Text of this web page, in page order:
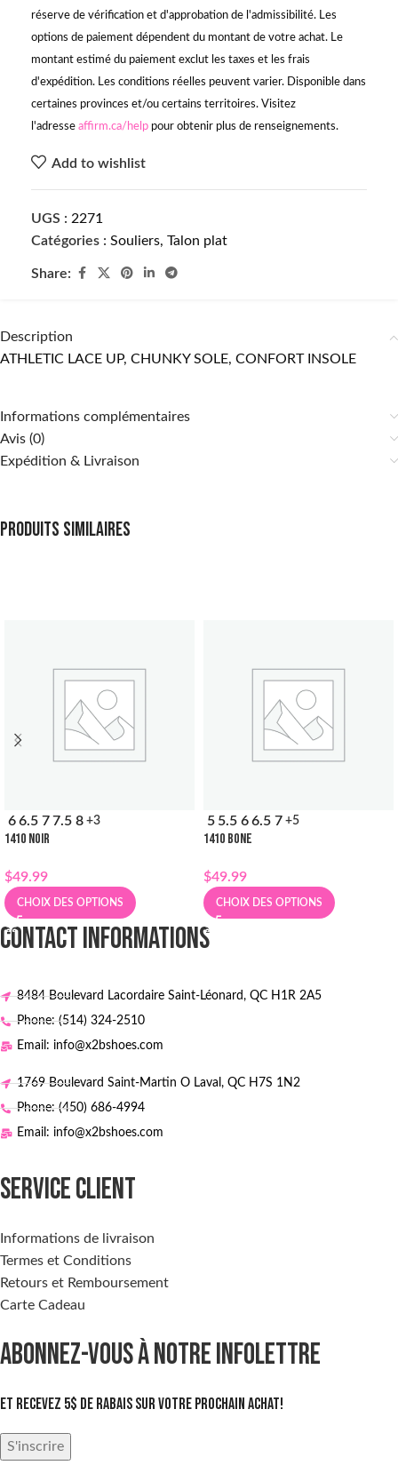
réserve de vérification et d'approbation de l'admissibilité. Les
options de paiement dépendent du montant de votre achat. Le
montant estimé du paiement exclut les taxes et les frais
d'expédition. Les conditions réelles peuvent varier. Disponible dans
certaines provinces et/ou certains territoires. Visitez
l'adresse affirm.ca/help pour obtenir plus de renseignements.
Add to wishlist
UGS : 2271
Catégories : Souliers, Talon plat
Share:
Description
ATHLETIC LACE UP, CHUNKY SOLE, CONFORT INSOLE
Informations complémentaires
Avis (0)
Expédition & Livraison
Produits similaires
6 6.5 7 7.5 8 +3
1410 NOIR
$49.99
CHOIX DES OPTIONS
5 5.5 6 6.5 7 +5
1410 BONE
$49.99
CHOIX DES OPTIONS
CONTACT INFORMATIONS
8484 Boulevard Lacordaire Saint-Léonard, QC H1R 2A5
Phone: (514) 324-2510
Email: info@x2bshoes.com
1769 Boulevard Saint-Martin O Laval, QC H7S 1N2
Phone: (450) 686-4994
Email: info@x2bshoes.com
SERVICE CLIENT
Informations de livraison
Termes et Conditions
Retours et Remboursement
Carte Cadeau
ABONNEZ-VOUS À NOTRE INFOLETTRE
Et recevez 5$ de rabais sur votre prochain achat!
S'inscrire